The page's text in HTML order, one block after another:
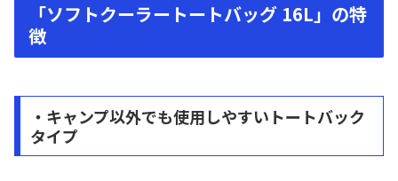
「ソフトクーラートートバッグ 16L」の特
徴
・キャンプ以外でも使用しやすいトートバック
タイプ